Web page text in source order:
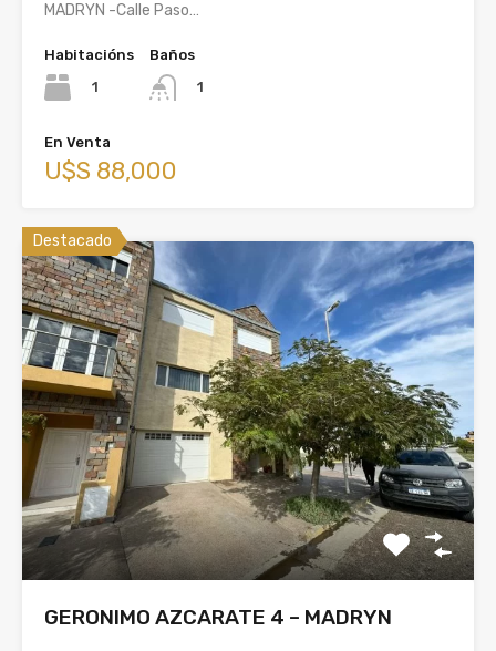
MADRYN -Calle Paso…
Habitacións
1
Baños
1
En Venta
U$S 88,000
Destacado
GERONIMO AZCARATE 4 – MADRYN